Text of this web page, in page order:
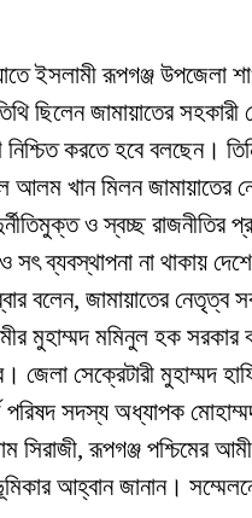
ইসলামী রূপগঞ্জ উপজেলা
ছিলেন জামায়াতের
করতে হবে বলছেন।
আলম খান মিলন
দুর্নীতিমুক্ত ও স্বচ্ছ
না থাকায়
জামায়াতের নেতৃত্ব
মমিনুল হক সরকার
সেক্রেটারী মুহাম্মদ
পরিষদ সদস্য অধ্যাপক
রূপগঞ্জ পশ্চিমের
আহ্বান জানান।